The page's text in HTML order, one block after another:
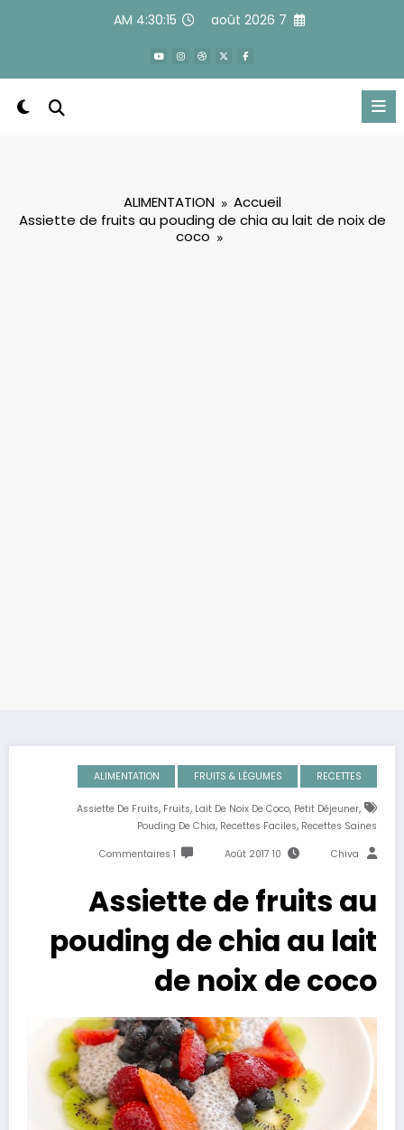
7 août 2026
4:30:16 AM
Accueil
ALIMENTATION
Assiette de fruits au pouding de chia au lait de noix de
coco
ALIMENTATION FRUITS & LÉGUMES RECETTES
Assiette De Fruits, Fruits, Lait De Noix De Coco, Petit Déjeuner,
Pouding De Chia, Recettes Faciles, Recettes Saines
Chiva
10 Août 2017
1 Commentaires
Assiette de fruits au
pouding de chia au lait
de noix de coco